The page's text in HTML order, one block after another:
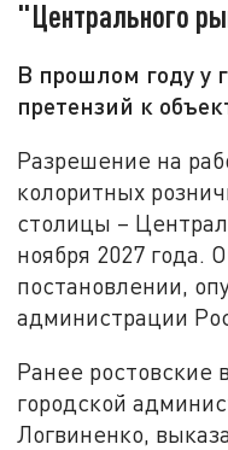
"Центрального
В прошлом году у
претензий к
Разрешение на
колоритных
столицы –
ноября 2027 года.
постановлении,
администрации
Ранее ростовские
городской
Логвиненко,